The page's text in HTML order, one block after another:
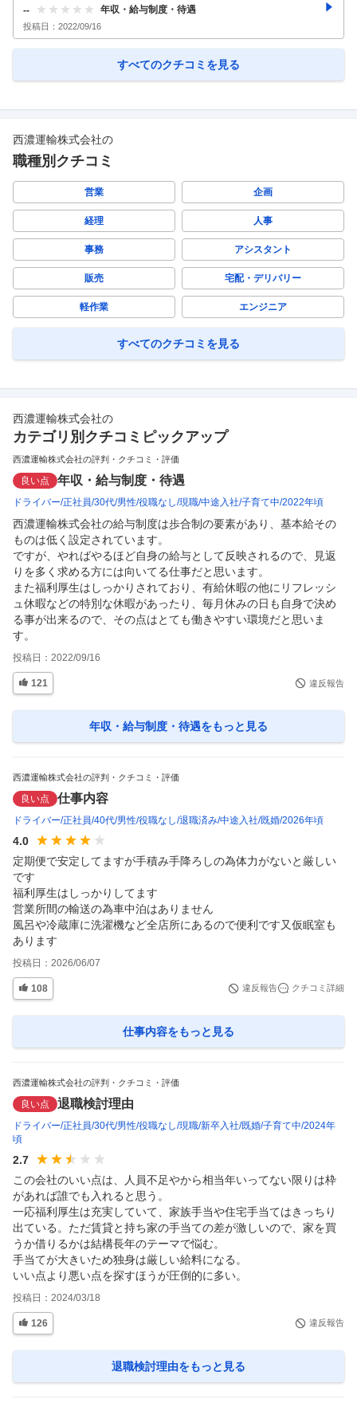
中/2022年頃
-- 年収・給与制度・待遇
投稿日： 2022/09/16
すべてのクチコミを見る
西濃運輸株式会社の
職種別クチコミ
営業 企画
経理 人事
事務 アシスタント
販売 宅配・デリバリー
軽作業 エンジニア
すべてのクチコミを見る
西濃運輸株式会社の
カテゴリ別クチコミピックアップ
西濃運輸株式会社の評判・クチコミ・評価
良い点 年収・給与制度・待遇
ドライバー 正社員 30代 男性 役職なし 現職 中途入社 子育て中 2022年頃
西濃運輸株式会社の給与制度は歩合制の要素があり、基本給その
ものは低く設定されています。
ですが、やればやるほど自身の給与として反映されるので、見返
りを多く求める方には向いてる仕事だと思います。
また福利厚生はしっかりされており、有給休暇の他にリフレッシ
ュ休暇などの特別な休暇があったり、毎月休みの日も自身で決め
る事が出来るので、その点はとても働きやすい環境だと思いま
す。
投稿日： 2022/09/16
121 違反報告
年収・給与制度・待遇をもっと見る
西濃運輸株式会社の評判・クチコミ・評価
良い点 仕事内容
ドライバー 正社員 40代 男性 役職なし 退職済み 中途入社 既婚 2026年頃
4.0
定期便で安定してますが手積み手降ろしの為体力がないと厳しい
です
福利厚生はしっかりしてます
営業所間の輸送の為車中泊はありません
風呂や冷蔵庫に洗濯機など全店所にあるので便利です又仮眠室も
あります
投稿日： 2026/06/07
108 違反報告 クチコミ詳細
仕事内容をもっと見る
西濃運輸株式会社の評判・クチコミ・評価
良い点 退職検討理由
ドライバー 正社員 30代 男性 役職なし 現職 新卒入社 既婚 子育て中 2024年
頃
2.7
この会社のいい点は、人員不足やから相当年いってない限りは枠
があれば誰でも入れると思う。
一応福利厚生は充実していて、家族手当や住宅手当てはきっちり
出ている。ただ賃貸と持ち家の手当ての差が激しいので、家を買
うか借りるかは結構長年のテーマで悩む。
手当てが大きいため独身は厳しい給料になる。
いい点より悪い点を探すほうが圧倒的に多い。
投稿日： 2024/03/18
126 違反報告
退職検討理由をもっと見る